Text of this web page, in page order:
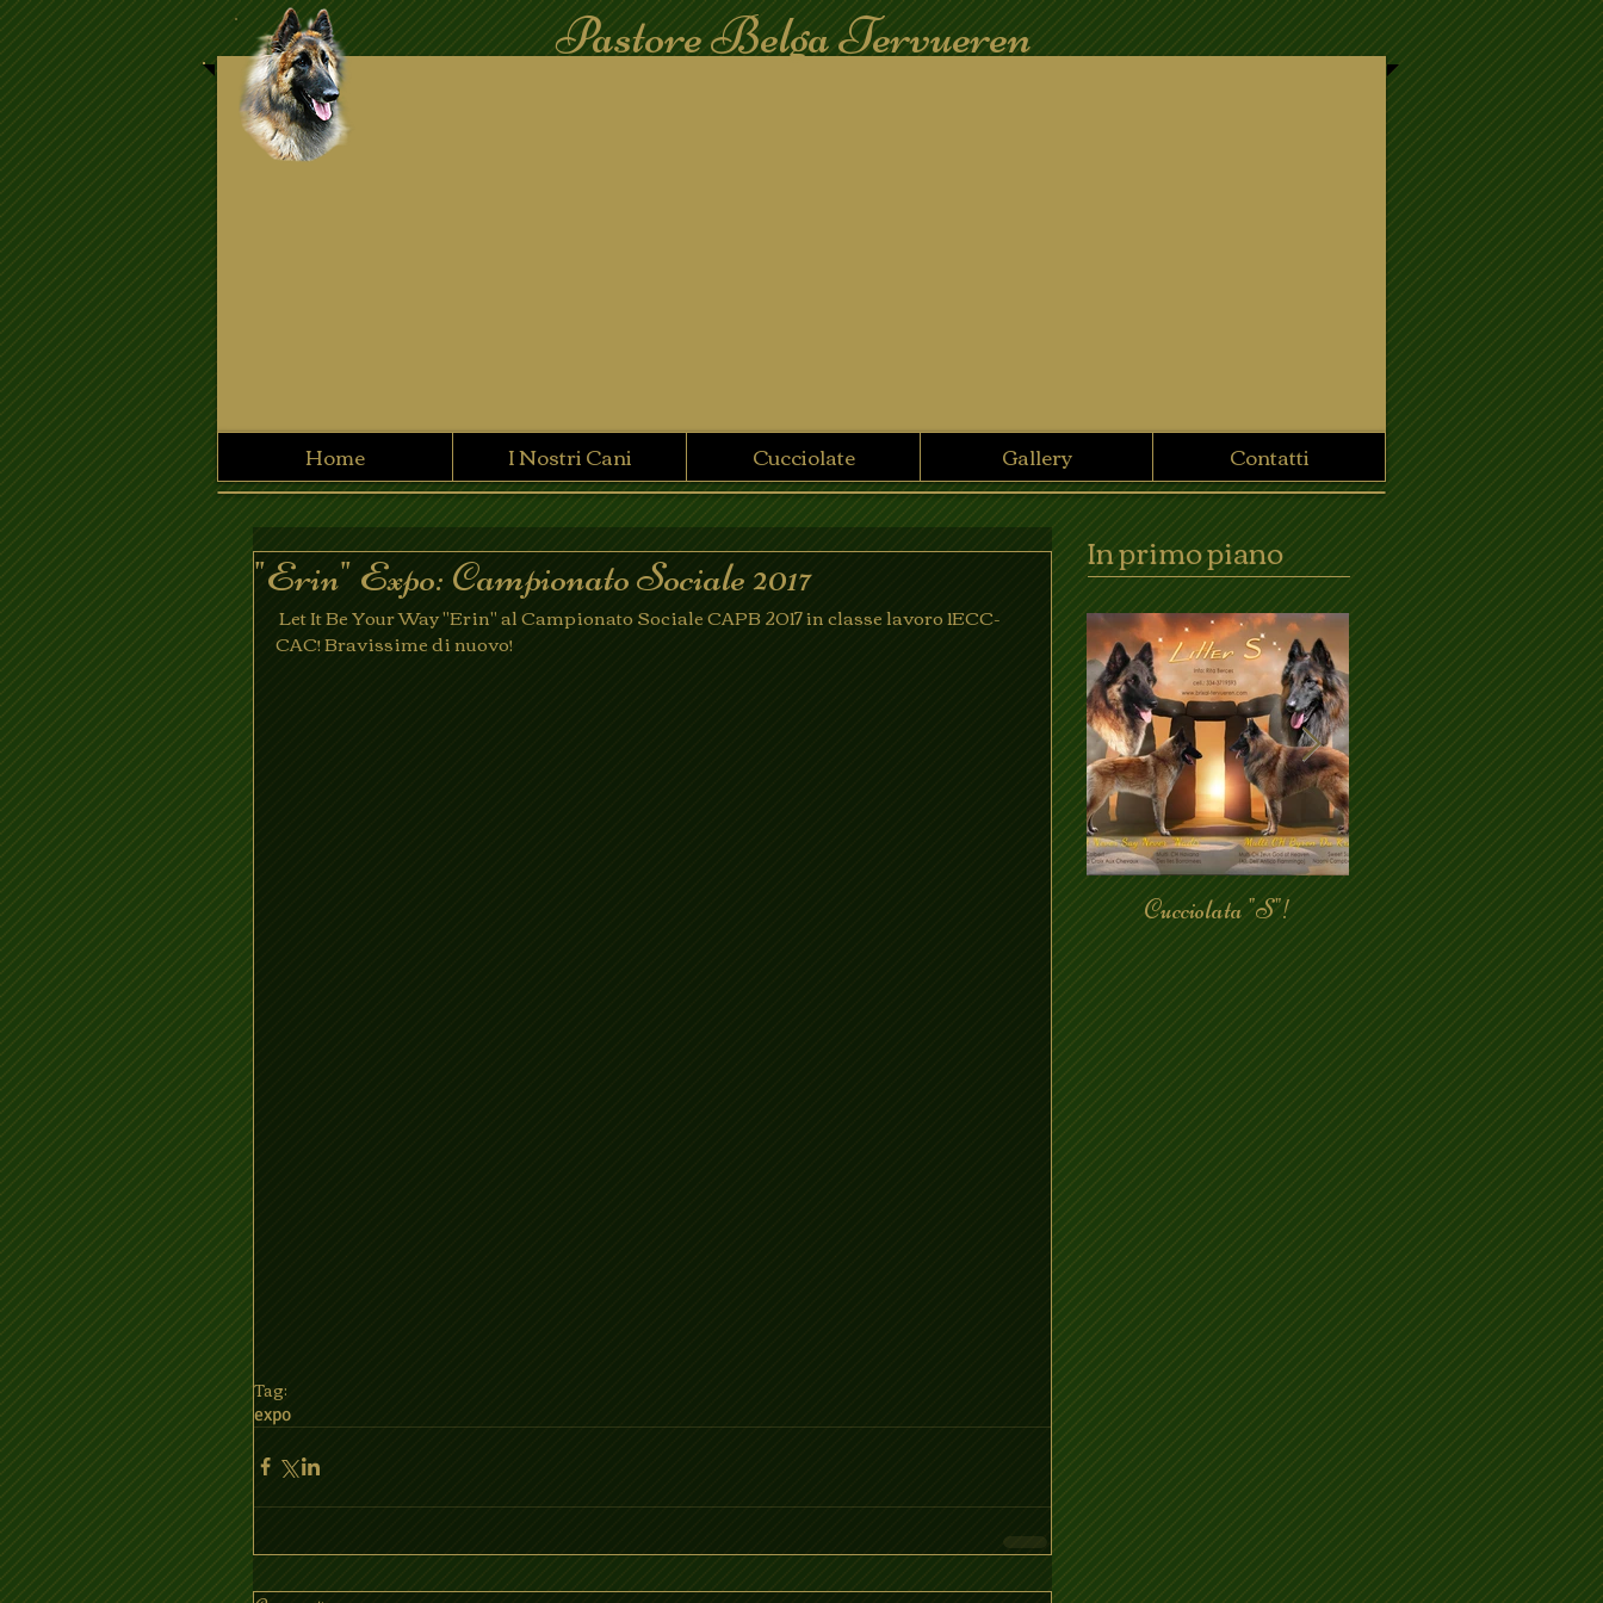
Pastore Belga Tervueren
Home I Nostri Cani Cucciolate Gallery Contatti
"Erin" Expo: Campionato Sociale 2017
CAC! Bravissime di nuovo!
Tag:
expo
In primo piano
Cucciolata "S"! Bh superata!